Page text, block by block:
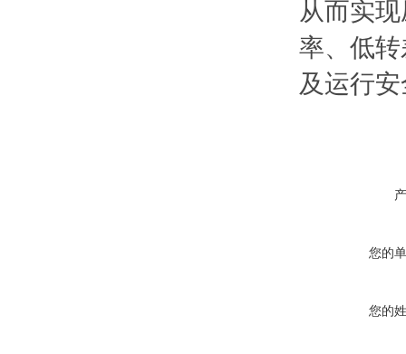
从而实
率、低
及运行
您的
您的